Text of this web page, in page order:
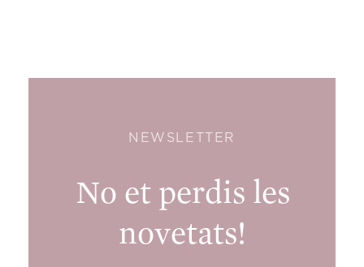
NEWSLETTER
No et perdis les
novetats!